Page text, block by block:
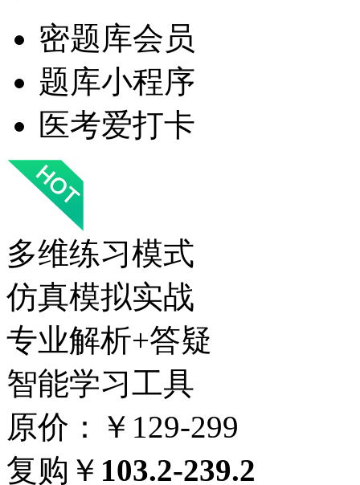
密题库会员
题库小程序
医考爱打卡
多维练习模式
仿真模拟实战
专业解析+答疑
智能学习工具
原价：￥129-299
复购￥ 103.2-239.2